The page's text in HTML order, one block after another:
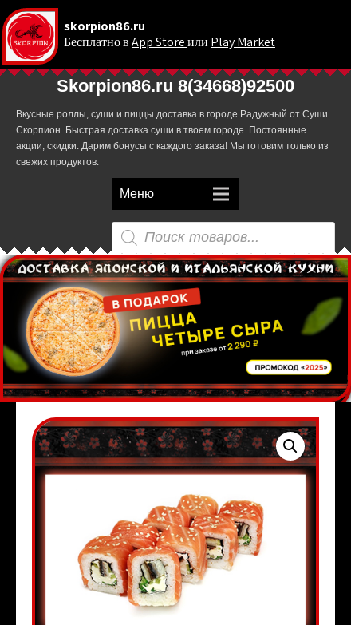
skorpion86.ru
Бесплатно вApp Storeили Play Market
Skorpion86.ru 8(34668)92500
Вкусные роллы, суши и пиццы доставка в городе Радужный от Суши
Скорпион. Быстрая доставка суши в твоем городе. Постоянные
акции, скидки. Дарим бонусы с каждого заказа! Мы готовим только из
свежих продуктов.
Меню
Поиск
товаров